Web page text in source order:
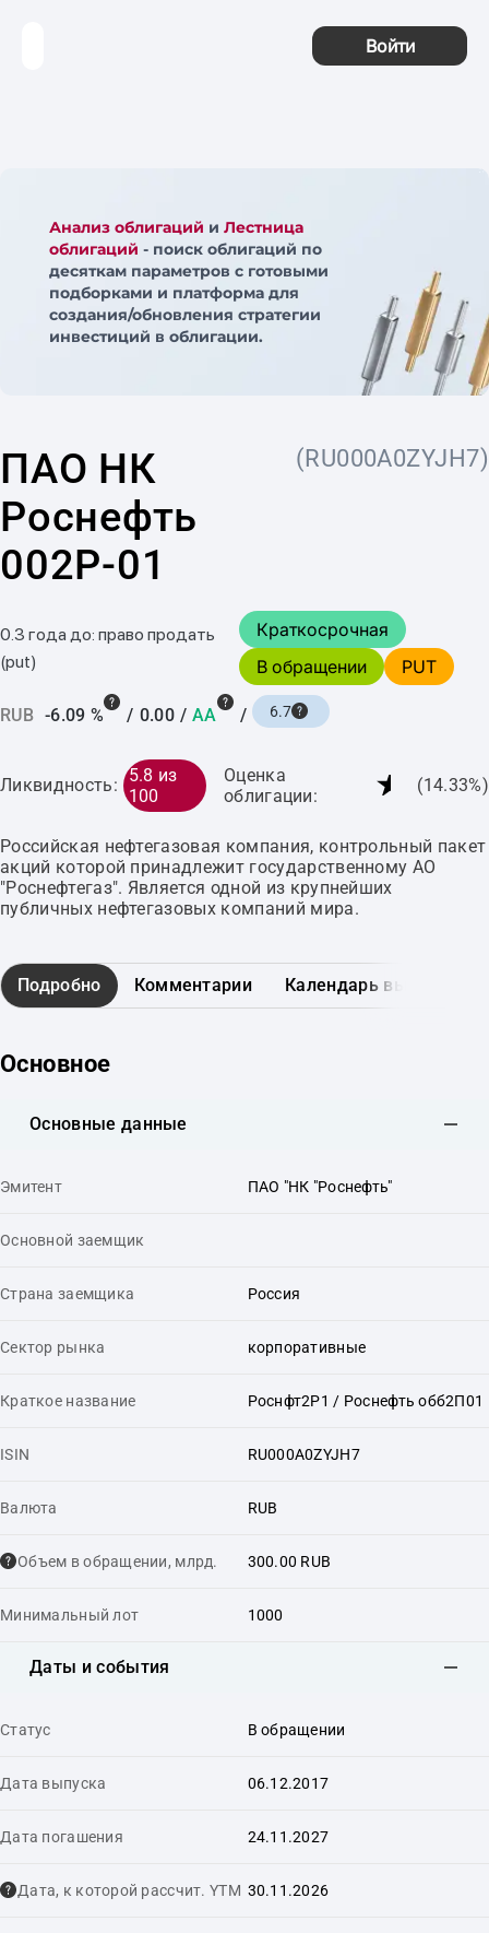
Войти
Анализ облигаций и Лестница
облигаций - поиск облигаций по
десяткам параметров с готовыми
подборками и платформа для
создания/обновления стратегии
инвестиций в облигации.
ПАО НК
Роснефть
002P-01
(RU000A0ZYJH7)
0.3 года до: право продать
(put)
Краткосрочная
В обращении
PUT
RUB -6.09 % / 0.00 / AA / 6.7
Ликвидность: 5.8 из
100
Оценка
облигации:
★ (14.33%)
Российская нефтегазовая компания, контрольный пакет
акций которой принадлежит государственному АО
"Роснефтегаз". Является одной из крупнейших
публичных нефтегазовых компаний мира.
Подробно Комментарии Календарь выплат
Основное
Основные данные
Эмитент ПАО "НК "Роснефть"
Основной заемщик
Страна заемщика Россия
Сектор рынка корпоративные
Краткое название Роснфт2P1 / Роснефть обб2П01
ISIN RU000A0ZYJH7
Валюта RUB
Объем в обращении, млрд. 300.00 RUB
Минимальный лот 1000
Даты и события
Статус В обращении
Дата выпуска 06.12.2017
Дата погашения 24.11.2027
Дата, к которой рассчит. YTM 30.11.2026